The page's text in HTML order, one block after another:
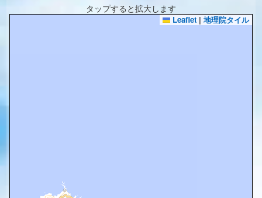
タップすると拡大します
Leaflet | 地理院タイル